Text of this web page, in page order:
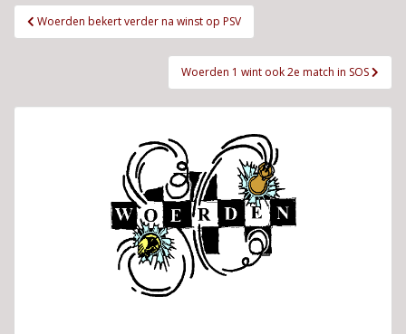
Bericht
navigatie
Woerden bekert verder na winst op PSV
Woerden 1 wint ook 2e match in SOS